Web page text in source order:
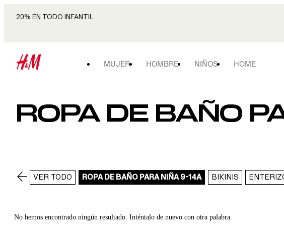
20% EN TODO INFANTIL
MUJER HOMBRE NIÑOS HOME
ROPA DE BAÑO
VER TODO ROPA DE BAÑO PARA NIÑA 9-14A BIKINIS
No hemos encontrado ningún resultado. Inténtalo de nuevo con otra palabra.